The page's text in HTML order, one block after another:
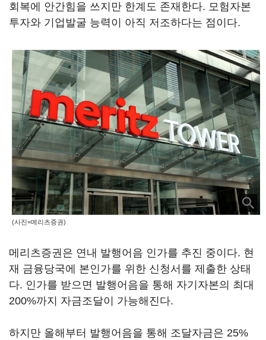
회복에 안간힘을 쓰지만 한계도 존재한다. 모험자본
투자와 기업발굴 능력이 아직 저조하다는 점이다.
(사진=메리츠증권)
메리츠증권은 연내 발행어음 인가를 추진 중이다. 현
재 금융당국에 본인가를 위한 신청서를 제출한 상태
다. 인가를 받으면 발행어음을 통해 자기자본의 최대
200%까지 자금조달이 가능해진다.
하지만 올해부터 발행어음을 통해 조달자금은 25%